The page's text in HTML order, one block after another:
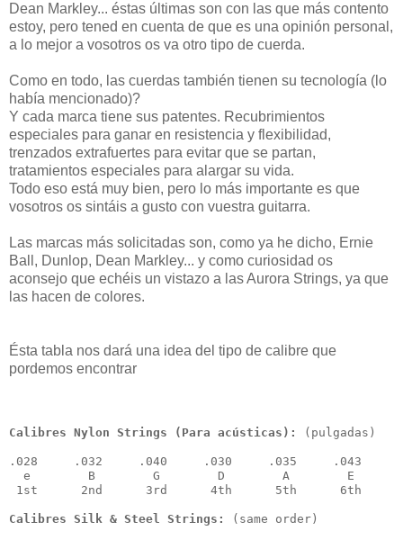
Dean Markley... éstas últimas son con las que más contento
estoy, pero tened en cuenta de que es una opinión personal,
a lo mejor a vosotros os va otro tipo de cuerda.
Como en todo, las cuerdas también tienen su tecnología (lo
había mencionado)?
Y cada marca tiene sus patentes. Recubrimientos
especiales para ganar en resistencia y flexibilidad,
trenzados extrafuertes para evitar que se partan,
tratamientos especiales para alargar su vida.
Todo eso está muy bien, pero lo más importante es que
vosotros os sintáis a gusto con vuestra guitarra.
Las marcas más solicitadas son, como ya he dicho, Ernie
Ball, Dunlop, Dean Markley... y como curiosidad os
aconsejo que echéis un vistazo a las Aurora Strings, ya que
las hacen de colores.
Ésta tabla nos dará una idea del tipo de calibre que
pordemos encontrar
Calibres Nylon Strings (Para acústicas): (pulgadas)
.028     .032     .040     .030     .035     .043
  e        B        G        D        A        E
1st      2nd      3rd      4th      5th      6th
Calibres Silk & Steel Strings: (same order)